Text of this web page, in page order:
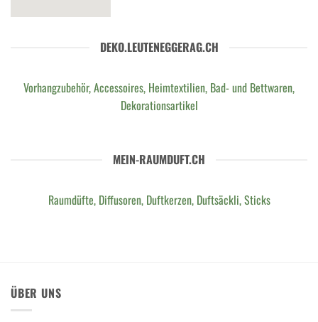
DEKO.LEUTENEGGERAG.CH
Vorhangzubehör, Accessoires, Heimtextilien, Bad- und Bettwaren,
Dekorationsartikel
MEIN-RAUMDUFT.CH
Raumdüfte, Diffusoren, Duftkerzen, Duftsäckli, Sticks
ÜBER UNS